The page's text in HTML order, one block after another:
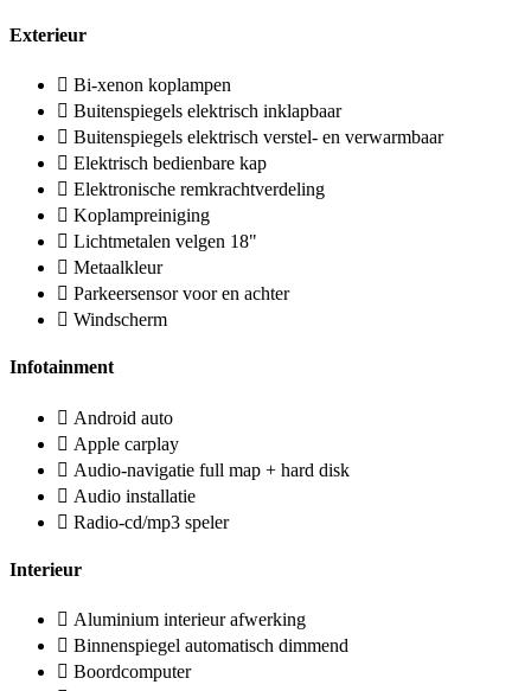
Exterieur
Bi-xenon koplampen
Buitenspiegels elektrisch inklapbaar
Buitenspiegels elektrisch verstel- en verwarmbaar
Elektrisch bedienbare kap
Elektronische remkrachtverdeling
Koplampreiniging
Lichtmetalen velgen 18"
Metaalkleur
Parkeersensor voor en achter
Windscherm
Infotainment
Android auto
Apple carplay
Audio-navigatie full map + hard disk
Audio installatie
Radio-cd/mp3 speler
Interieur
Aluminium interieur afwerking
Binnenspiegel automatisch dimmend
Boordcomputer